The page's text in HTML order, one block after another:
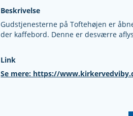
Beskrivelse
Gudstjenesterne på Toftehøjen er
der kaffebord. Denne er desværre
Link
Se mere: https://